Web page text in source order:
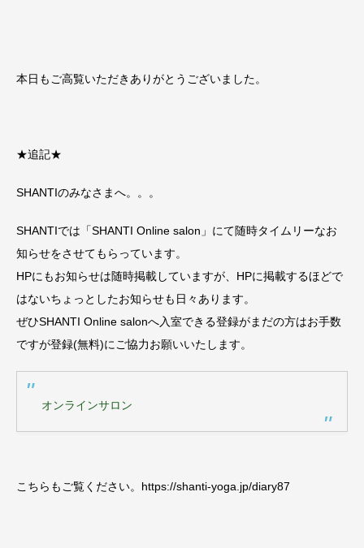
本日もご高覧いただきありがとうございました。
★追記★
SHANTIのみなさまへ。。。
SHANTIでは「SHANTI Online salon」にて随時タイムリーなお
知らせをさせてもらっています。
HPにもお知らせは随時掲載していますが、HPに掲載するほどで
はないちょっとしたお知らせも日々あります。
ぜひSHANTI Online salonへ入室できる登録がまだの方はお手数
ですが登録(無料)にご協力お願いいたします。
オンラインサロン
こちらもご覧ください。https://shanti-yoga.jp/diary87